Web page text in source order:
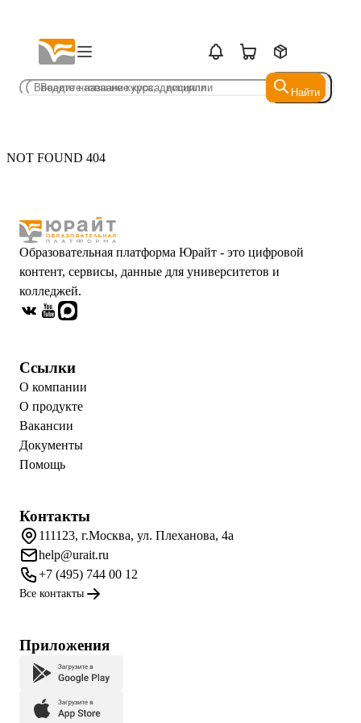
Найти
Найти
NOT FOUND 404
Образовательная платформа Юрайт - это цифровой
контент, сервисы, данные для университетов и
колледжей.
Ссылки
О компании
О продукте
Вакансии
Документы
Помощь
Контакты
111123, г.Москва, ул. Плеханова, 4а
help@urait.ru
+7 (495) 744 00 12
Все контакты
Приложения